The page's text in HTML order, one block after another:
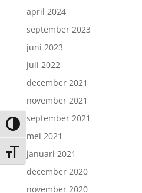
Keuze voor hoog contrast
Kies grootte van het lettertype
april 2024
september 2023
juni 2023
juli 2022
december 2021
november 2021
september 2021
mei 2021
januari 2021
december 2020
november 2020